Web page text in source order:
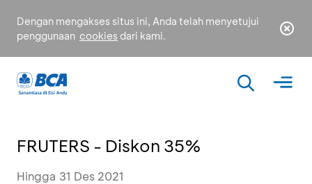
Dengan mengakses situs ini, Anda telah menyetujui
penggunaan cookies dari kami.
FRUTERS - Diskon 35%
Hingga 31 Des 2021